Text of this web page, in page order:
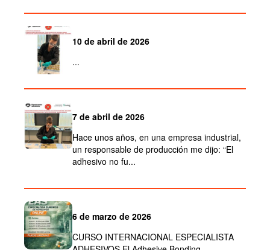
10 de abril de 2026
...
7 de abril de 2026
Hace unos años, en una empresa industrial,
un responsable de producción me dijo: “El
adhesivo no fu...
6 de marzo de 2026
CURSO INTERNACIONAL ESPECIALISTA